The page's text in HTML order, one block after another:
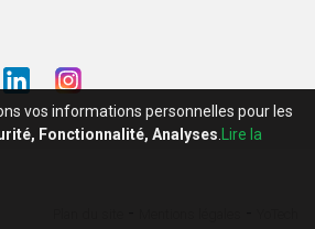
vos informations personnelles pour les
Fonctionnalité, Analyses
Lire la